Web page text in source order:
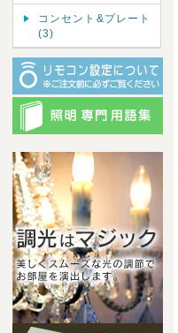
コンセント&プレート
(3)